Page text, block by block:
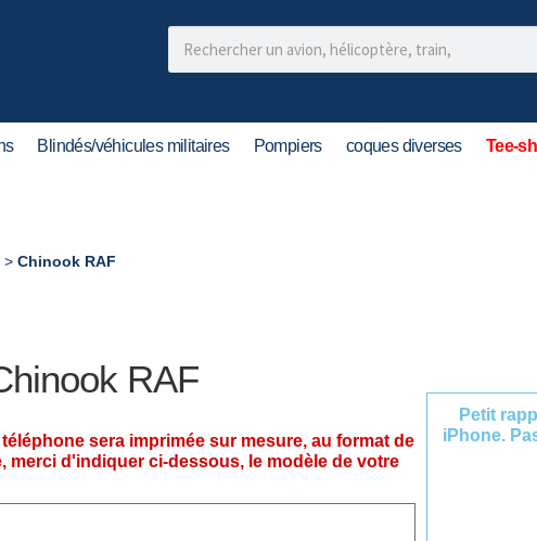
Blindés/véhicules militaires Pompiers coques diverses Tee-
> Chinook RAF
RAF
sera imprimée sur mesure, au format de
merci d'indiquer ci-dessous, le modèle de votre
Petit
iPhone.